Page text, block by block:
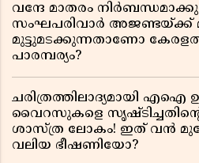
വന്ദേ മാതരം
സംഘപരിവാർ അജണ്ടയ്ക്ക്
മുട്ടുമടക്കുന്നതാണോ
പാരമ്പര്യം?
ചരിത്രത്തിലാദ്യമായി എഐ
വൈറസുകളെ
ശാസ്ത്ര ലോകം! ഇത് വൻ
വലിയ ഭീഷണിയോ?